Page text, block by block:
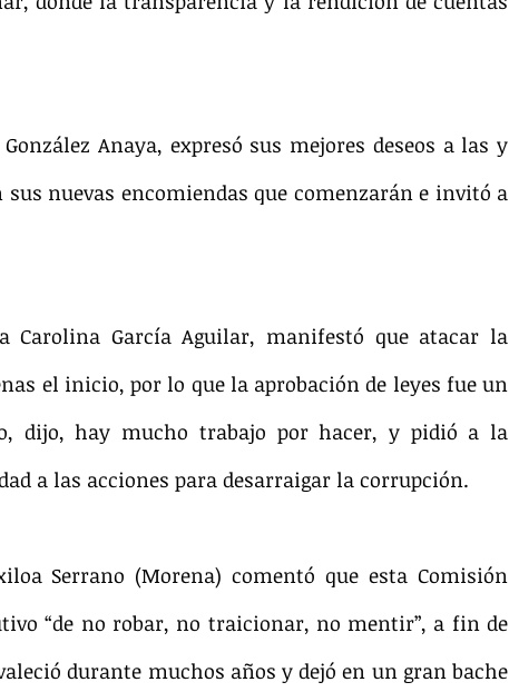
Anaya, expresó sus mejores deseos a las y
nuevas encomiendas que comenzarán e invitó a
Carolina García Aguilar, manifestó que atacar la
el inicio, por lo que la aprobación de leyes fue un
dijo, hay mucho trabajo por hacer, y pidió a la
a las acciones para desarraigar la corrupción.
Serrano (Morena) comentó que esta Comisión
“de no robar, no traicionar, no mentir”, a fin de
durante muchos años y dejó en un gran bache